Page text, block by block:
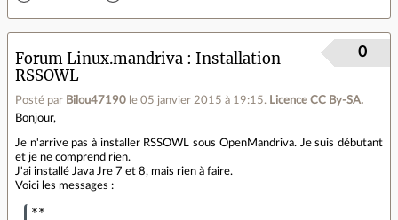
Forum Linux.mandriva
Installation
RSSOWL
Posté par Bilou47190 le 05 janvier 2015 à 19:15. Licence CC By‑SA.
0
Bonjour,
Je n'arrive pas à installer RSSOWL sous OpenMandriva. Je suis débutant
et je ne comprend rien.
J'ai installé Java Jre 7 et 8, mais rien à faire.
Voici les messages :
**